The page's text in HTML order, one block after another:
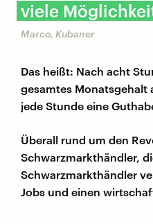
viele
Marco, Kubaner
Das heißt: Nach acht
gesamtes Monatsgehalt
jede Stunde eine
Überall rund um den
Schwarzmarkthändler,
Schwarzmarkthändler
Jobs und einen